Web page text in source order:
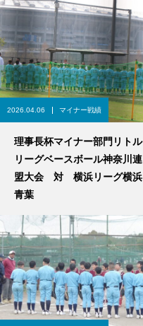
2026.04.06 マイナー戦績
理事長杯マイナー部門リトル
リーグベースボール神奈川連
盟大会 対 横浜リーグ横浜
青葉